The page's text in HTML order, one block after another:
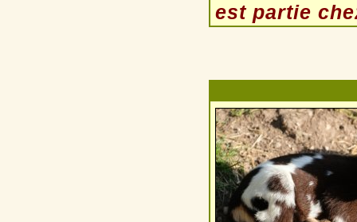
est partie